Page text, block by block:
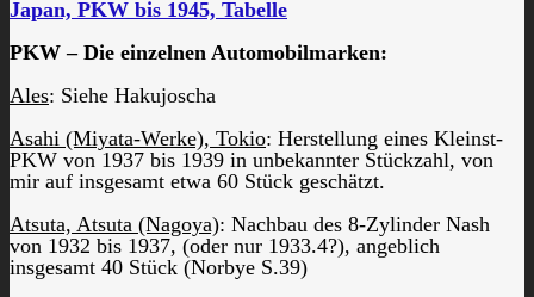
Japan, PKW bis 1945, Tabelle
PKW – Die einzelnen Automobilmarken:
Ales: Siehe Hakujoscha
Asahi (Miyata-Werke), Tokio: Herstellung eines Kleinst-
PKW von 1937 bis 1939 in unbekannter Stückzahl, von
mir auf insgesamt etwa 60 Stück geschätzt.
Atsuta, Atsuta (Nagoya): Nachbau des 8-Zylinder Nash
von 1932 bis 1937, (oder nur 1933.4?), angeblich
insgesamt 40 Stück (Norbye S.39)